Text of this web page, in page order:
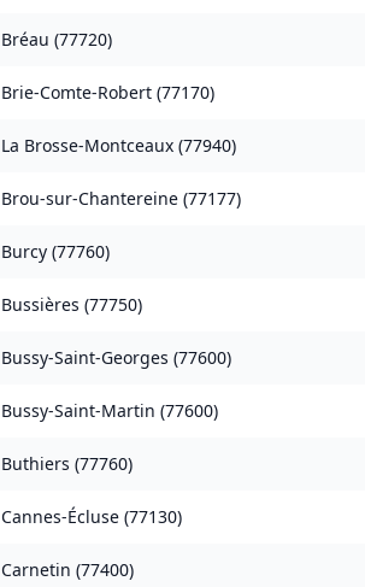
Bréau (77720)
Brie-Comte-Robert (77170)
La Brosse-Montceaux (77940)
Brou-sur-Chantereine (77177)
Burcy (77760)
Bussières (77750)
Bussy-Saint-Georges (77600)
Bussy-Saint-Martin (77600)
Buthiers (77760)
Cannes-Écluse (77130)
Carnetin (77400)